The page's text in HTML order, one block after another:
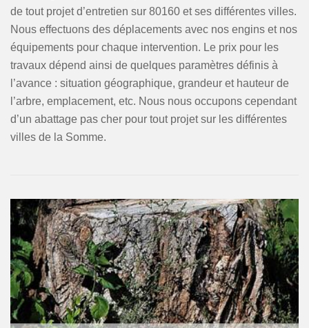
de tout projet d’entretien sur 80160 et ses différentes villes.
Nous effectuons des déplacements avec nos engins et nos
équipements pour chaque intervention. Le prix pour les
travaux dépend ainsi de quelques paramètres définis à
l’avance : situation géographique, grandeur et hauteur de
l’arbre, emplacement, etc. Nous nous occupons cependant
d’un abattage pas cher pour tout projet sur les différentes
villes de la Somme.